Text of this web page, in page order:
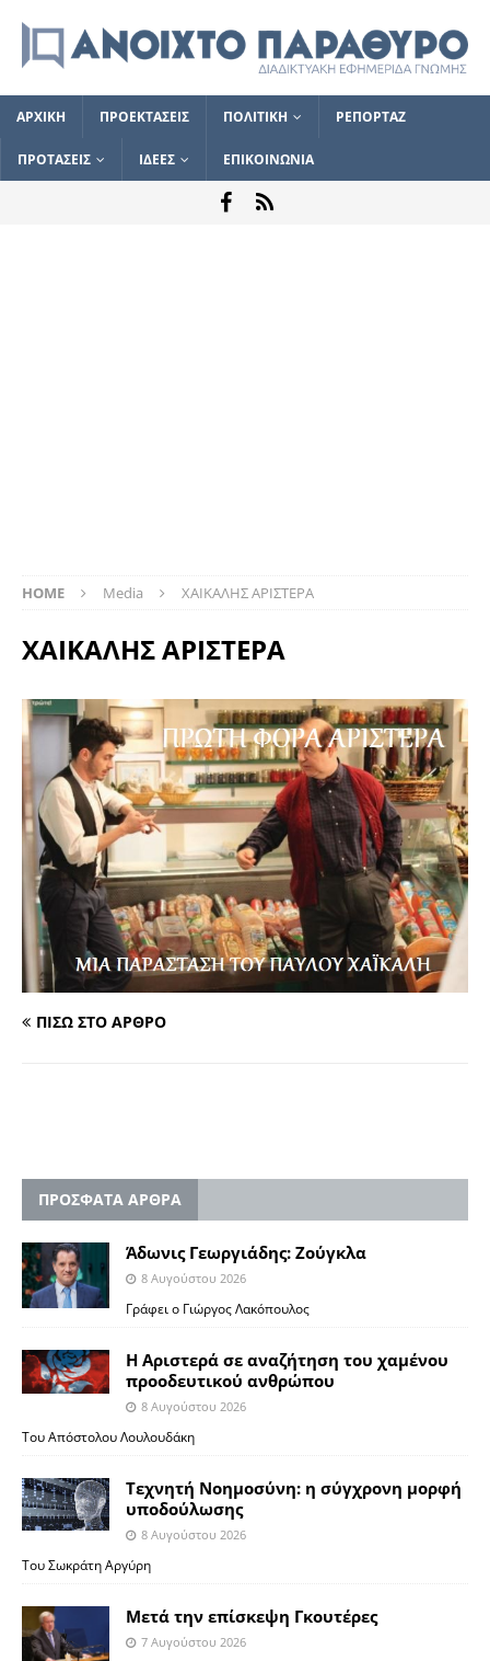
ΑΡΧΙΚΗ ΠΡΟΕΚΤΑΣΕΙΣ ΠΟΛΙΤΙΚΗ ΡΕΠΟΡΤΑΖ
ΠΡΟΤΑΣΕΙΣ ΙΔΕΕΣ ΕΠΙΚΟΙΝΩΝΙΑ
HOME Media ΧΑΙΚΑΛΗΣ ΑΡΙΣΤΕΡΑ
ΧΑΙΚΑΛΗΣ ΑΡΙΣΤΕΡΑ
ΠΙΣΩ ΣΤΟ ΑΡΘΡΟ
ΠΡΟΣΦΑΤΑ ΑΡΘΡΑ
Άδωνις Γεωργιάδης: Ζούγκλα
8 Αυγούστου 2026
Γράφει ο Γιώργος Λακόπουλος
Η Αριστερά σε αναζήτηση του χαμένου
προοδευτικού ανθρώπου
8 Αυγούστου 2026
Του Απόστολου Λουλουδάκη
Τεχνητή Νοημοσύνη: η σύγχρονη μορφή
υποδούλωσης
8 Αυγούστου 2026
Του Σωκράτη Αργύρη
Μετά την επίσκεψη Γκουτέρες
7 Αυγούστου 2026